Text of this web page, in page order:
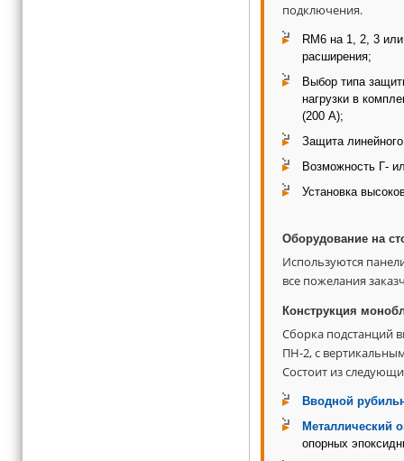
подключения.
RM6 на 1, 2, 3
расширения;
Выбор типа
нагрузки в
(200 А);
Защита
Возможность Г-
Установка
Оборудование на
Используются
все пожелания
Конструкция
Сборка подстанций
ПН-2, с
Состоит из
Вводной
Металлический
опорных